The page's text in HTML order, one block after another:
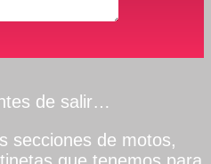
de salir…
secciones de motos,